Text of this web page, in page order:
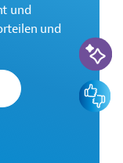
und
und
KI-